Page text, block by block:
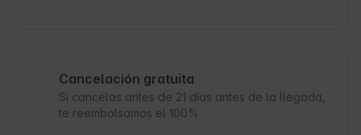
Cancelación gratuita
Si cancelas antes de 21 días antes de la llegada,
te reembolsamos el 100%.